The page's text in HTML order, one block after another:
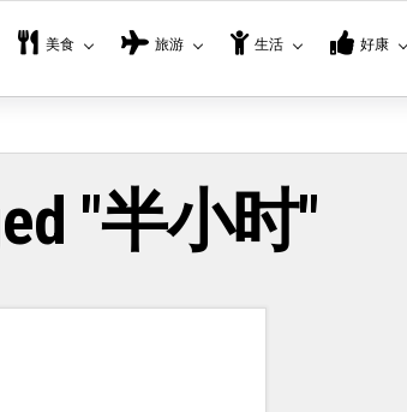
美食 旅游 生活 好康
"半小时"